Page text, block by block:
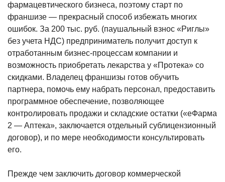
фармацевтического бизнеса, поэтому старт по
франшизе — прекрасный способ избежать многих
ошибок. За 200 тыс. руб. (паушальный взнос «Риглы»
без учета НДС) предприниматель получит доступ к
отработанным бизнес-процессам компании и
возможность приобретать лекарства у «Протека» со
скидками. Владелец франшизы готов обучить
партнера, помочь ему набрать персонал, предоставить
программное обеспечение, позволяющее
контролировать продажи и складские остатки («еФарма
2 — Аптека», заключается отдельный сублицензионный
договор), и по мере необходимости консультировать
его.
Прежде чем заключить договор коммерческой